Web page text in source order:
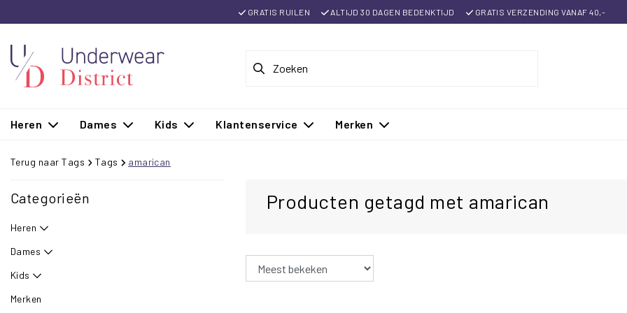
GRATIS RUILEN ALTIJD 30 DAGEN BEDENKTIJD GRATIS VERZENDING VANAF 40,-
Heren Dames Kids Klantenservice Merken
Terug naar Tags Tags amarican
Categorieën
Heren
Dames
Kids
Merken
Producten getagd met amarican